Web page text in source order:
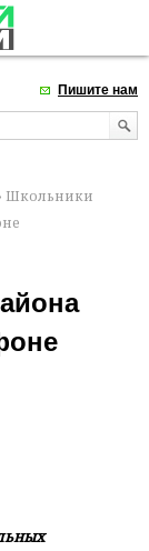
Пишите нам
Школьники